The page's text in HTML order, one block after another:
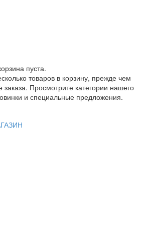
пуста.
товаров в корзину, прежде чем
Просмотрите категории нашего
и специальные предложения.